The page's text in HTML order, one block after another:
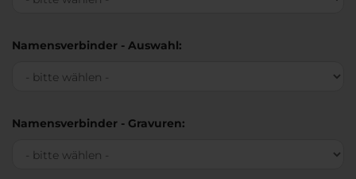
Namensverbinder - Auswahl:
Namensverbinder - Gravuren: